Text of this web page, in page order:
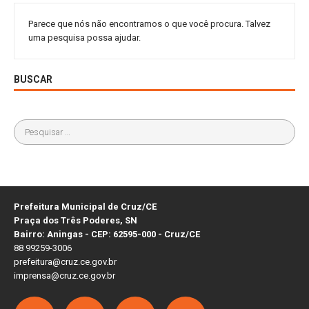
Parece que nós não encontramos o que você procura. Talvez
uma pesquisa possa ajudar.
BUSCAR
Prefeitura Municipal de Cruz/CE
Praça dos Três Poderes, SN
Bairro: Aningas - CEP: 62595-000 - Cruz/CE
88 99259-3006
prefeitura@cruz.ce.gov.br
imprensa@cruz.ce.gov.br